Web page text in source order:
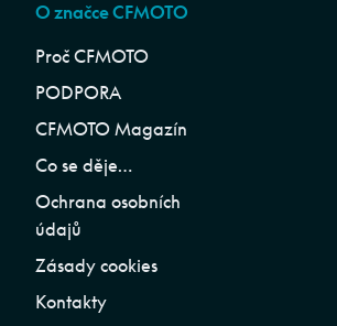
O značce CFMOTO
Proč CFMOTO
PODPORA
CFMOTO Magazín
Co se děje…
Ochrana osobních
údajů
Zásady cookies
Kontakty